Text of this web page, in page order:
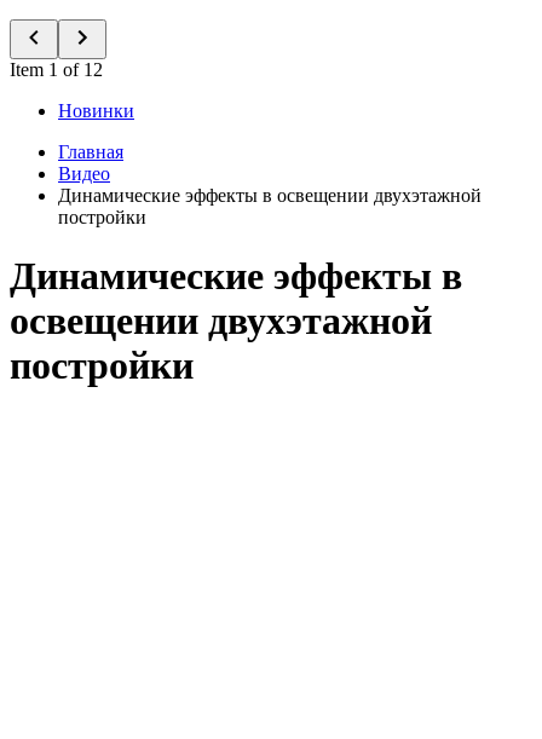
Item 1 of 12
Новинки
Главная
Видео
Динамические эффекты в освещении двухэтажной
постройки
Динамические эффекты в
освещении двухэтажной
постройки